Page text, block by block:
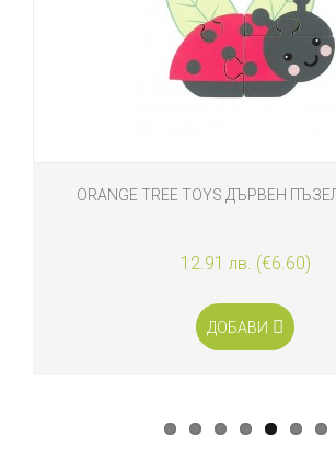
ORANGE TREE TOYS ДЪРВЕН
12.91 лв. (€6.60)
ДОБАВИ